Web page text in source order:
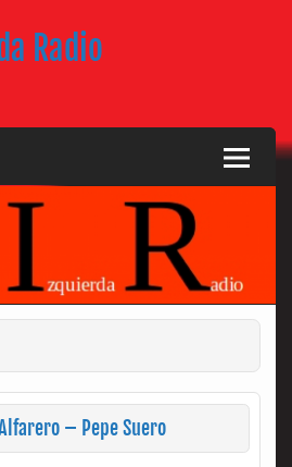
Radio
– Pepe Suero